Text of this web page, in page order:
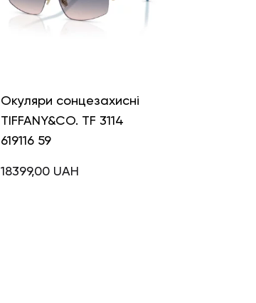
Окуляри сонцезахисні
TIFFANY&CO. TF 3114
619116 59
18399,00 UAH